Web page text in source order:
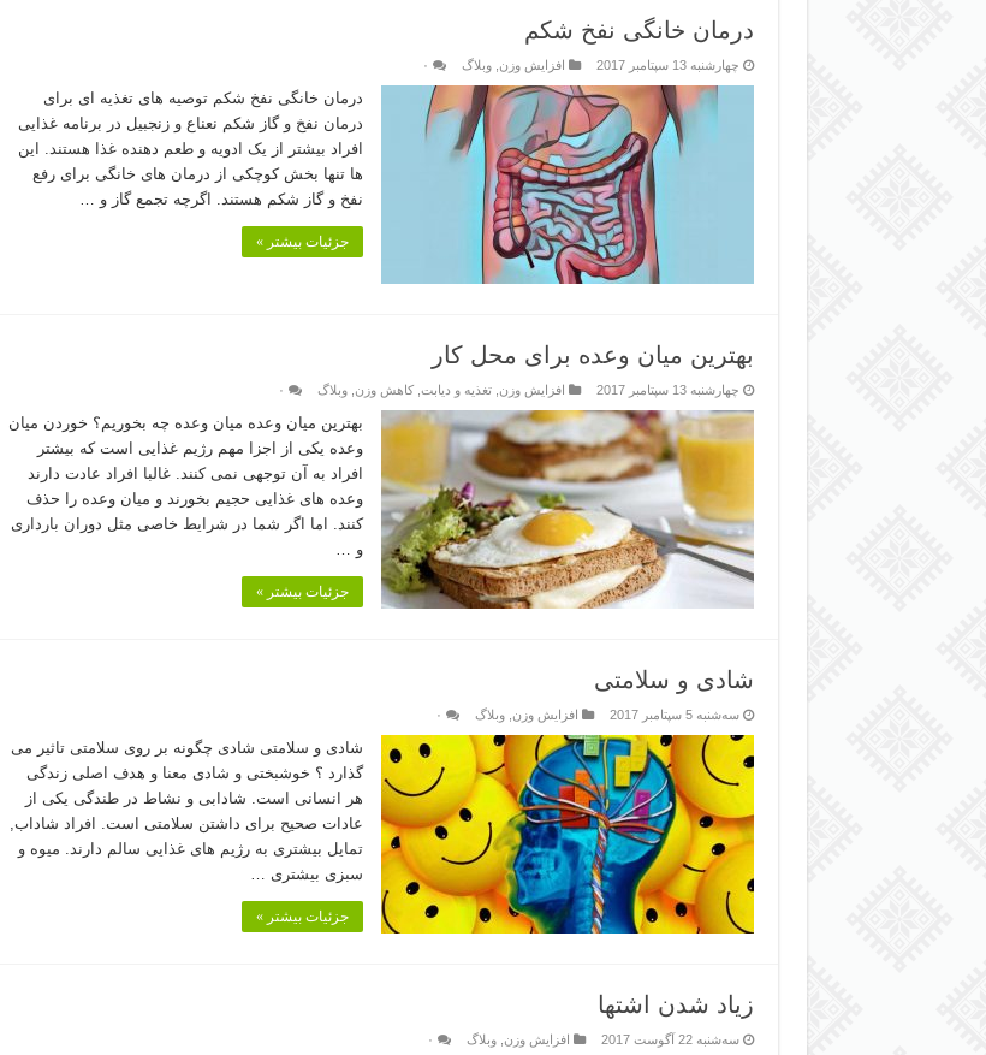
درمان خانگی نفخ شکم
چهارشنبه 13 سپتامبر 2017 افزایش وزن ,وبلاگ ۰
درمان خانگی نفخ شکم توصیه های تغذیه ای برای
درمان نفخ و گاز شکم نعناع و زنجبیل در برنامه غذایی
افراد بیشتر از یک ادویه و طعم دهنده غذا هستند. این
ها تنها بخش کوچکی از درمان های خانگی برای رفع
نفخ و گاز شکم هستند. اگرچه تجمع گاز و …
جزئیات بیشتر »
بهترین میان وعده برای محل کار
چهارشنبه 13 سپتامبر 2017 افزایش وزن ,تغذیه و دیابت ,کاهش وزن ,وبلاگ ۰
بهترین میان وعده میان ‌وعده چه بخوریم؟ خوردن میان
وعده یکی از اجزا مهم رژیم غذایی است که بیشتر
افراد به آن توجهی نمی کنند. غالبا افراد عادت دارند
وعده های غذایی حجیم بخورند و میان وعده را حذف
کنند. اما اگر شما در شرایط خاصی مثل دوران بارداری
و …
جزئیات بیشتر »
شادی و سلامتی
سه‌شنبه 5 سپتامبر 2017 افزایش وزن ,وبلاگ ۰
شادی و سلامتی شادی چگونه بر روی سلامتی تاثیر می
گذارد ؟ خوشبختی و شادی معنا و هدف اصلی زندگی
هر انسانی است. شادابی و نشاط در طندگی یکی از
عادات صحیح برای داشتن سلامتی است. افراد شاداب,
تمایل بیشتری به رژیم های غذایی سالم دارند. میوه و
سبزی بیشتری …
جزئیات بیشتر »
زیاد شدن اشتها
سه‌شنبه 22 آگوست 2017 افزایش وزن ,وبلاگ ۰